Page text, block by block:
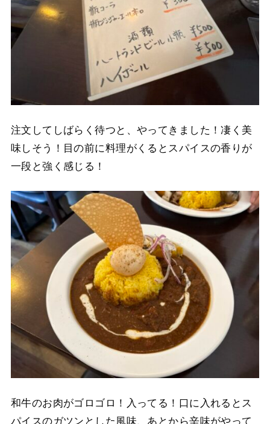
注文してしばらく待つと、やってきました！凄く美
味しそう！目の前に料理がくるとスパイスの香りが
一段と強く感じる！
和牛のお肉がゴロゴロ！入ってる！口に入れるとス
パイスのガツンとした風味、あとから辛味がやって